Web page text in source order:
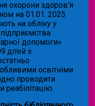
охорони здоров’я
на 01.01. 2025
на обліку у
допомоги»
дітей з
освітніми
проводити
реабілітацію.